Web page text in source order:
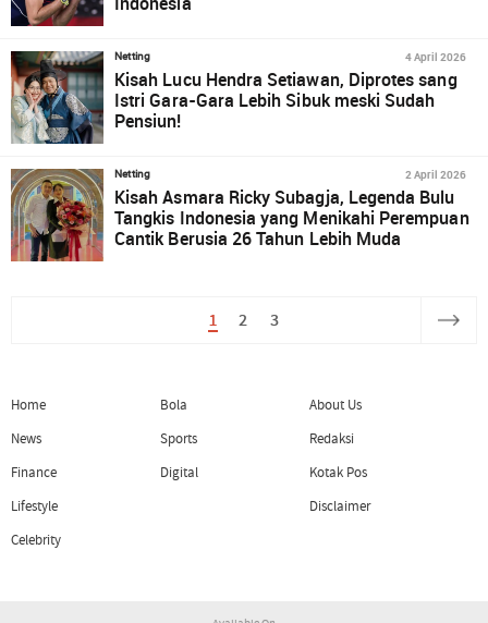
Netting 4 April 2026
Kisah Lucu Hendra Setiawan, Diprotes sang
Istri Gara-Gara Lebih Sibuk meski Sudah
Pensiun!
Netting 2 April 2026
Kisah Asmara Ricky Subagja, Legenda Bulu
Tangkis Indonesia yang Menikahi Perempuan
Cantik Berusia 26 Tahun Lebih Muda
1 2 3
Home
News
Finance
Lifestyle
Celebrity
Bola
Sports
Digital
About Us
Redaksi
Kotak Pos
Disclaimer